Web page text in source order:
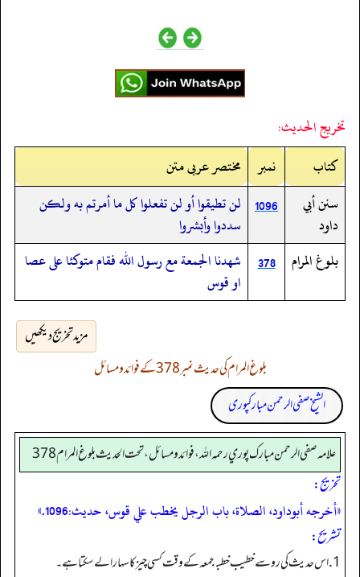
تخريج الحديث:
کتاب
نمبر
مختصر عربی متن
سنن أبي
داود
1096 لن تطيقوا أو لن تفعلوا كل ما أمرتم به ولكن
سددوا وأبشروا
بلوغ المرام
378
شهدنا الجمعة مع رسول الله فقام متوكئا على عصا
او قوس
مزید تخریج دیکھیں
بلوغ المرام کی حدیث نمبر 378 کے فوائد و مسائل
الشیخ صفی الرحمن مبارکپوری
علامه صفي الرحمن مبارك پوري رحمه الله، فوائد و مسائل، تحت الحديث بلوغ المرام 378
تخریج:
«أخرجه أبوداود، الصلاة، باب الرجل يخطب علي قوس، حديث:1096.»
تشریح:
1. اس حدیث کی رو سے خطیب خطبۂجمعہ کے وقت کسی چیز کا سہارا لے سکتا ہے۔